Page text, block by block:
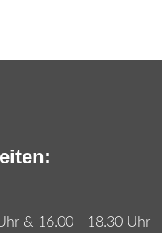
& 16.00 - 18.30 Uhr